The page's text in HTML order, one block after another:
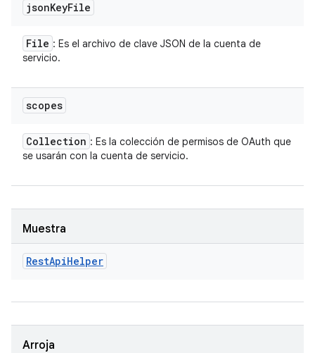
jsonKeyFile
File : Es el archivo de clave JSON de la cuenta de
servicio.
scopes
Collection : Es la colección de permisos de OAuth que
se usarán con la cuenta de servicio.
Muestra
RestApiHelper
Arroja